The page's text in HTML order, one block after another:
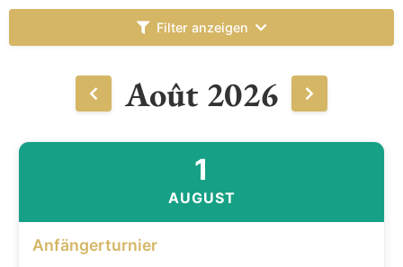
Filter anzeigen
Août 2026
1
AUGUST
Anfängerturnier